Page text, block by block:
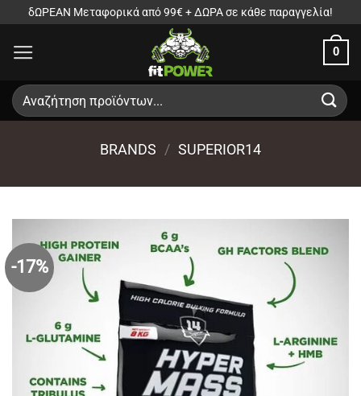
Μετάβαση
περιεχόμενο
δΩΡΕΑΝ Μεταφορικά από 99€ + ΔΩΡΑ σε κάθε παραγγελία!
0
Αναζήτηση
για:
BRANDS / SUPERIOR14
-17%